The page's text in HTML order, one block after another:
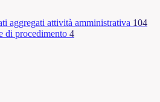
aggregati attività amministrativa 104
di procedimento 4